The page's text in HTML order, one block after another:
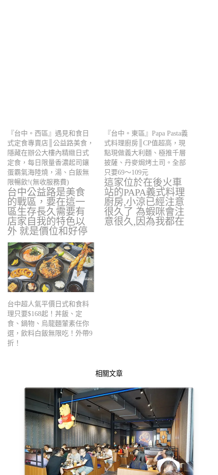
『台中。西區』遇見和食日
式定食專賣店║公益路美食，
隱藏在辦公大樓內精緻日式
定食，每日限量香濃起司鑲
蛋霸氣海陸燒，湯、白飯無
限暢飲!(無收服務費)
台中公益路是美食
的戰區，要在這一
區生存長久需要有
店家自我的特色以
外 就是價位和好停
車囉！遇見和食日
式…
『台中。東區』Papa Pasta義
式料理廚房║CP值超高，現
點現做義大利麵、極推千層
披薩、丹麥焗烤土司。全部
只要69～109元
這家位於在後火車
站的PAPA義式料理
廚房,小涼已經注意
很久了 為蝦咪會注
意很久,因為我都在
台中超人氣平價日式和食料
理只要$168起！丼飯、定
食、鍋物、烏龍麵葷素任你
選，飲料白飯無限吃！外帶9
折！
相關文章